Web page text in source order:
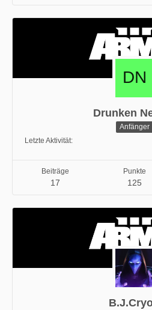
Drunken
Anfänger
Letzte Aktivität
Beiträge
17
Punkte
125